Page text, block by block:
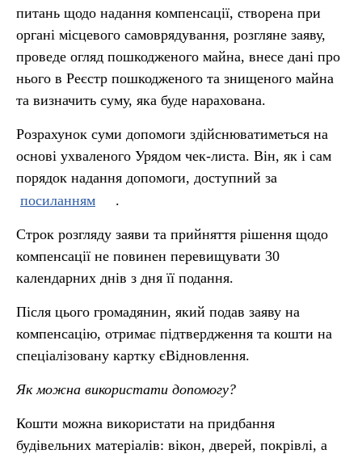
питань щодо надання компенсації, створена при
органі місцевого самоврядування, розгляне заяву,
проведе огляд пошкодженого майна, внесе дані про
нього в Реєстр пошкодженого та знищеного майна
та визначить суму, яка буде нарахована.
Розрахунок суми допомоги здійснюватиметься на
основі ухваленого Урядом чек-листа. Він, як і сам
порядок надання допомоги, доступний за
посиланням
.
Строк розгляду заяви та прийняття рішення щодо
компенсації не повинен перевищувати 30
календарних днів з дня її подання.
Після цього громадянин, який подав заяву на
компенсацію, отримає підтвердження та кошти на
спеціалізовану картку єВідновлення.
Як можна використати допомогу?
Кошти можна використати на придбання
будівельних матеріалів: вікон, дверей, покрівлі, а